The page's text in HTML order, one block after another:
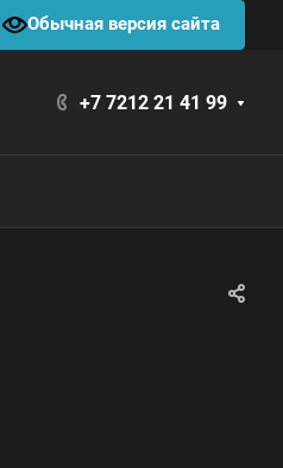
Обычная версия сайта
+7 7212 21 41 99